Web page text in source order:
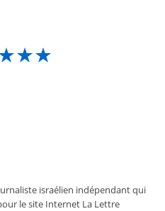
israélien indépendant qui
le site Internet La Lettre